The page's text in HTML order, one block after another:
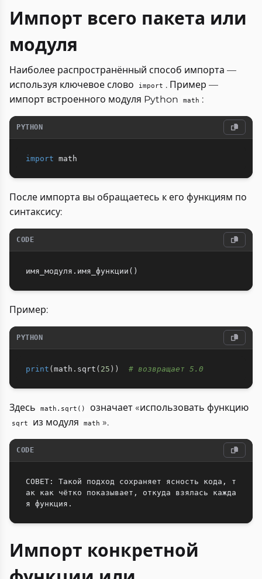
Импорт всего пакета или
модуля
Наиболее распространённый способ импорта —
используя ключевое слово
import . Пример —
импорт встроенного модуля Python
math :
PYTHON
import
После импорта вы обращаетесь к его функциям по
синтаксису:
CODE
Пример:
PYTHON
print ( math . sqrt ( 25 ) ) # возвращает 5.0
Здесь math.sqrt() означает «использовать функцию
sqrt из модуля math ».
CODE
СОВЕТ: Такой подход сохраняет ясность кода, т
ак как чётко показывает, откуда взялась кажда
Импорт конкретной